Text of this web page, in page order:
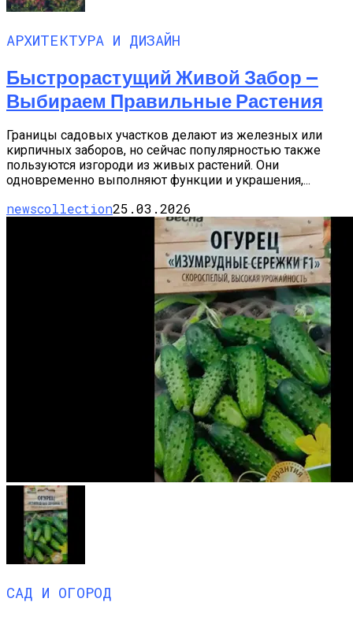
АРХИТЕКТУРА И ДИЗАЙН
Быстрорастущий Живой Забор —
Выбираем Правильные Растения
Границы садовых участков делают из железных или
кирпичных заборов, но сейчас популярностью также
пользуются изгороди из живых растений. Они
одновременно выполняют функции и украшения,...
newscollection25.03.2026
САД И ОГОРОД